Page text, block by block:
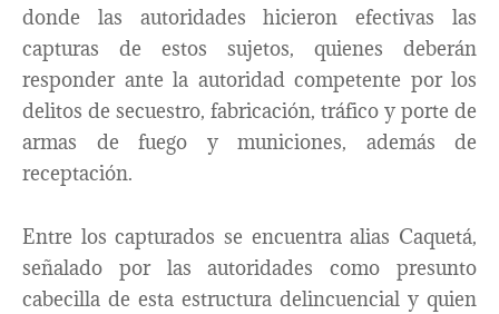
donde las autoridades hicieron efectivas las
capturas de estos sujetos, quienes deberán
responder ante la autoridad competente por los
delitos de secuestro, fabricación, tráfico y porte de
armas de fuego y municiones, además de
receptación.
Entre los capturados se encuentra alias Caquetá,
señalado por las autoridades como presunto
cabecilla de esta estructura delincuencial y quien